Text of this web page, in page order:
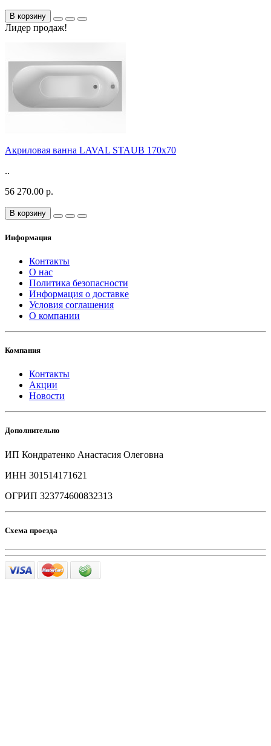
В корзину
Лидер продаж!
Акриловая ванна LAVAL STAUB 170х70
..
56 270.00 р.
В корзину
Информация
Контакты
О нас
Политика безопасности
Информация о доставке
Условия соглашения
О компании
Компания
Контакты
Акции
Новости
Дополнительно
ИП Кондратенко Анастасия Олеговна
ИНН 301514171621
ОГРИП 323774600832313
Схема проезда